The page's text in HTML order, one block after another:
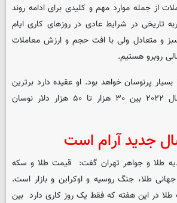
از جمله موارد مهم و کلیدی برای ادامه روند
تاریخی در شرایط عادی در روزهای کاری ایام
سبز و متعادل ولی با افت حجم و ارزش معاملات
روبرو هستیم.
بیت‌کوین در سال ۲۰۲۲ بسیار پرنوسان خواهد بود. او عقیده دارد برترین
ارز دیجیتال بازار در سال ۲۰۲۲ بین ۳۰ هزار تا ۵۰ هزار دلار نوسان
جدید آرام است
طلا و جواهر تهران گفت: قیمت طلا و سکه
طلا، جنگ روسیه و اوکراین و بازار است.
در این هفته که فقط یک روز کاری دارد بین